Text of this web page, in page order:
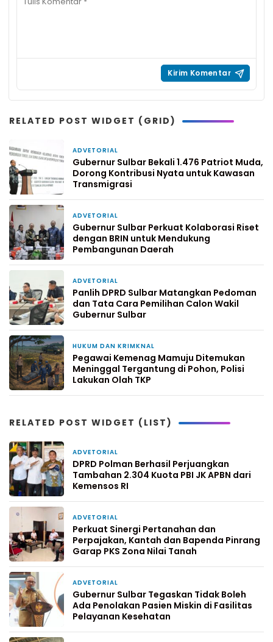
RELATED POST WIDGET (GRID)
ADVETORIAL
Gubernur Sulbar Bekali 1.476 Patriot Muda,
Dorong Kontribusi Nyata untuk Kawasan
Transmigrasi
ADVETORIAL
Gubernur Sulbar Perkuat Kolaborasi Riset
dengan BRIN untuk Mendukung
Pembangunan Daerah
ADVETORIAL
Panlih DPRD Sulbar Matangkan Pedoman
dan Tata Cara Pemilihan Calon Wakil
Gubernur Sulbar
HUKUM DAN KRIMKNAL
Pegawai Kemenag Mamuju Ditemukan
Meninggal Tergantung di Pohon, Polisi
Lakukan Olah TKP
RELATED POST WIDGET (LIST)
ADVETORIAL
DPRD Polman Berhasil Perjuangkan
Tambahan 2.304 Kuota PBI JK APBN dari
Kemensos RI
ADVETORIAL
Perkuat Sinergi Pertanahan dan
Perpajakan, Kantah dan Bapenda Pinrang
Garap PKS Zona Nilai Tanah
ADVETORIAL
Gubernur Sulbar Tegaskan Tidak Boleh
Ada Penolakan Pasien Miskin di Fasilitas
Pelayanan Kesehatan